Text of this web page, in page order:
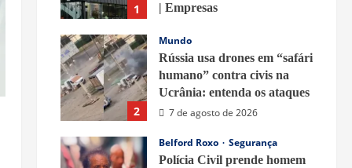
1
| Empresas
2
Mundo
Rússia usa drones em “safári
humano” contra civis na
Ucrânia: entenda os ataques
7 de agosto de 2026
Belford Roxo
Segurança
Polícia Civil prende homem